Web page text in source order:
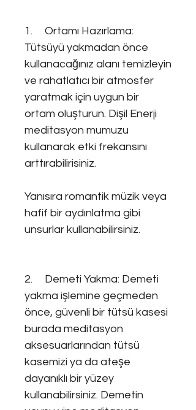
1. Ortamı Hazırlama:
Tütsüyü yakmadan önce
kullanacağınız alanı temizleyin
ve rahatlatıcı bir atmosfer
yaratmak için uygun bir
ortam oluşturun. Dişil Enerji
meditasyon mumuzu
kullanarak etki frekansını
arttırabilirisiniz.
Yanısıra romantik müzik veya
hafif bir aydınlatma gibi
unsurlar kullanabilirsiniz.
2. Demeti Yakma: Demeti
yakma işlemine geçmeden
önce, güvenli bir tütsü kasesi
burada meditasyon
aksesuarlarından tütsü
kasemizi ya da ateşe
dayanıklı bir yüzey
kullanabilirsiniz. Demetin